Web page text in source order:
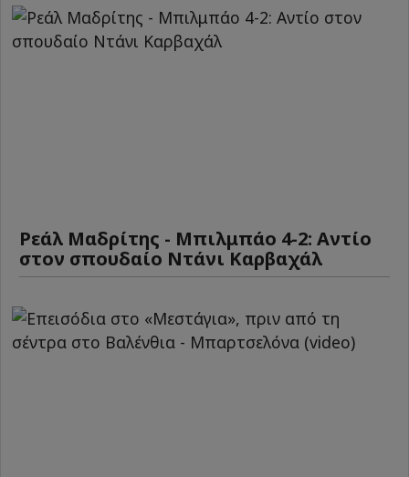
Ρεάλ Μαδρίτης - Μπιλμπάο 4-2: Αντίο
στον σπουδαίο Ντάνι Καρβαχάλ